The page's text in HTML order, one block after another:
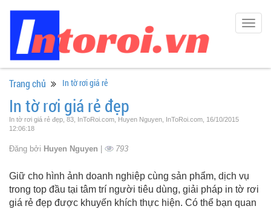
Trang chủ In tờ rơi giá rẻ
In tờ rơi giá rẻ đẹp
In tờ rơi giá rẻ đẹp, 83, InToRoi.com, Huyen Nguyen, InToRoi.com, 16/10/2015
12:06:18
Đăng bởi Huyen Nguyen 793
Giữ cho hình ảnh doanh nghiệp cùng sản phẩm, dịch vụ
trong top đầu tại tâm trí người tiêu dùng, giải pháp in tờ rơi
giá rẻ đẹp được khuyến khích thực hiện. Có thể bạn quan